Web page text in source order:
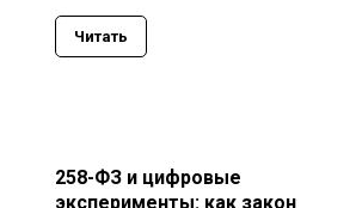
Читать
258-ФЗ и цифровые
эксперименты: как закон